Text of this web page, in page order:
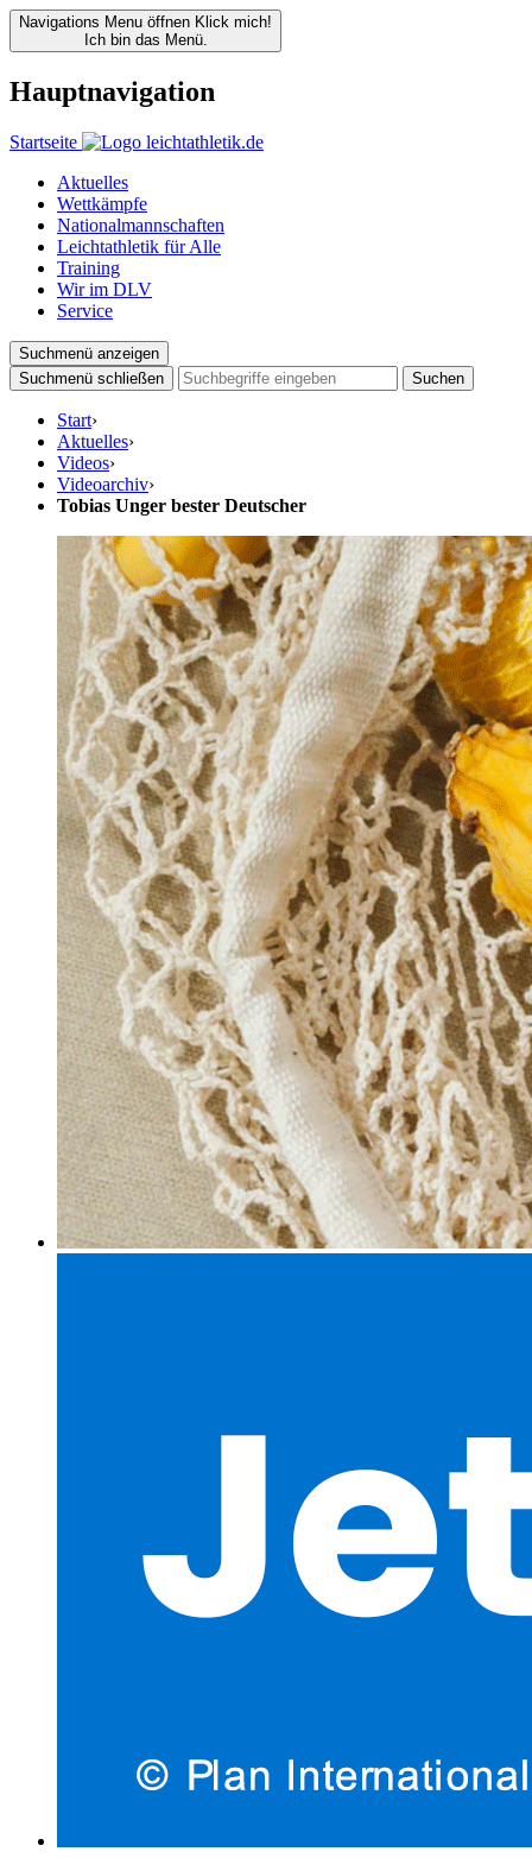
Navigations Menu öffnen Klick mich!
Ich bin das Menü.
Hauptnavigation
Startseite
Aktuelles
Wettkämpfe
Nationalmannschaften
Leichtathletik für Alle
Training
Wir im DLV
Service
Suchmenü anzeigen
Suchmenü schließen
Suchen
Start›
Aktuelles›
Videos›
Videoarchiv›
Tobias Unger bester Deutscher